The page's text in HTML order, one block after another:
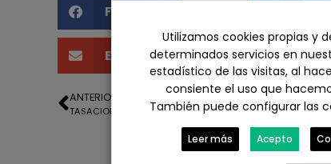
Facebook
Email
ANTERIOR
TASACION HIPOTECARIA DE UN PISO EN HUELVA, BARRIADA DE EL TORREJON
Utilizamos cookies propias y
determinados servicios en
estadístico de las visitas, al
consiente el uso que
También puede configurar las
Leer más Acepto